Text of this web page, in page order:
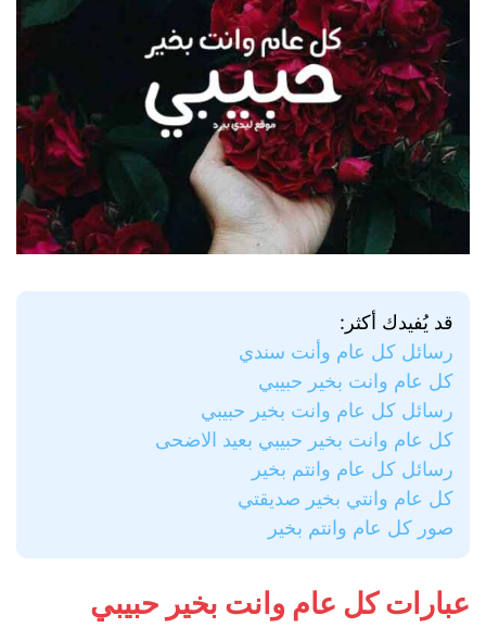
قد يُفيدك أكثر:
رسائل كل عام وأنت سندي
كل عام وانت بخير حبيبي
رسائل كل عام وانت بخير حبيبي
كل عام وانت بخير حبيبي بعيد الاضحى
رسائل كل عام وانتم بخير
كل عام وانتي بخير صديقتي
صور كل عام وانتم بخير
عبارات كل عام وانت بخير حبيبي